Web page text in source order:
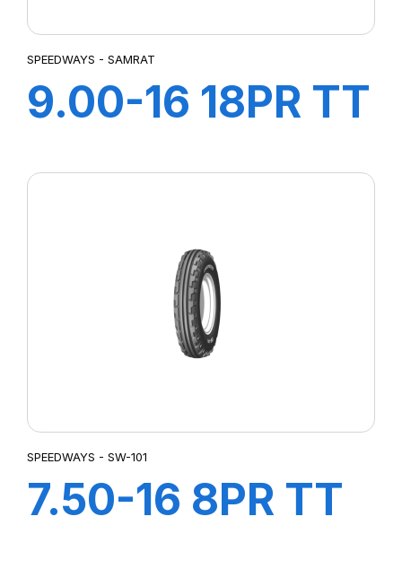
SPEEDWAYS - SAMRAT
9.00-16 18PR TT
SPEEDWAYS - SW-101
7.50-16 8PR TT